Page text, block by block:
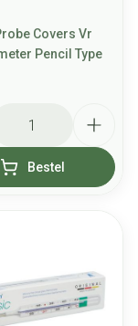
Covers Vr
Pencil Type
Bestel